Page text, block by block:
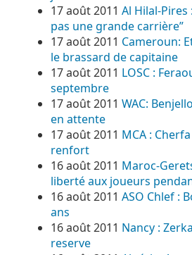
17 août 2011 Al Hilal-Pires
pas une grande carrière”
17 août 2011 Cameroun:
le brassard de capitaine
17 août 2011 LOSC :
septembre
17 août 2011 WAC:
en attente
17 août 2011 MCA :
renfort
16 août 2011 Maroc-
liberté aux joueurs
16 août 2011 ASO Chlef :
ans
16 août 2011 Nancy :
reserve